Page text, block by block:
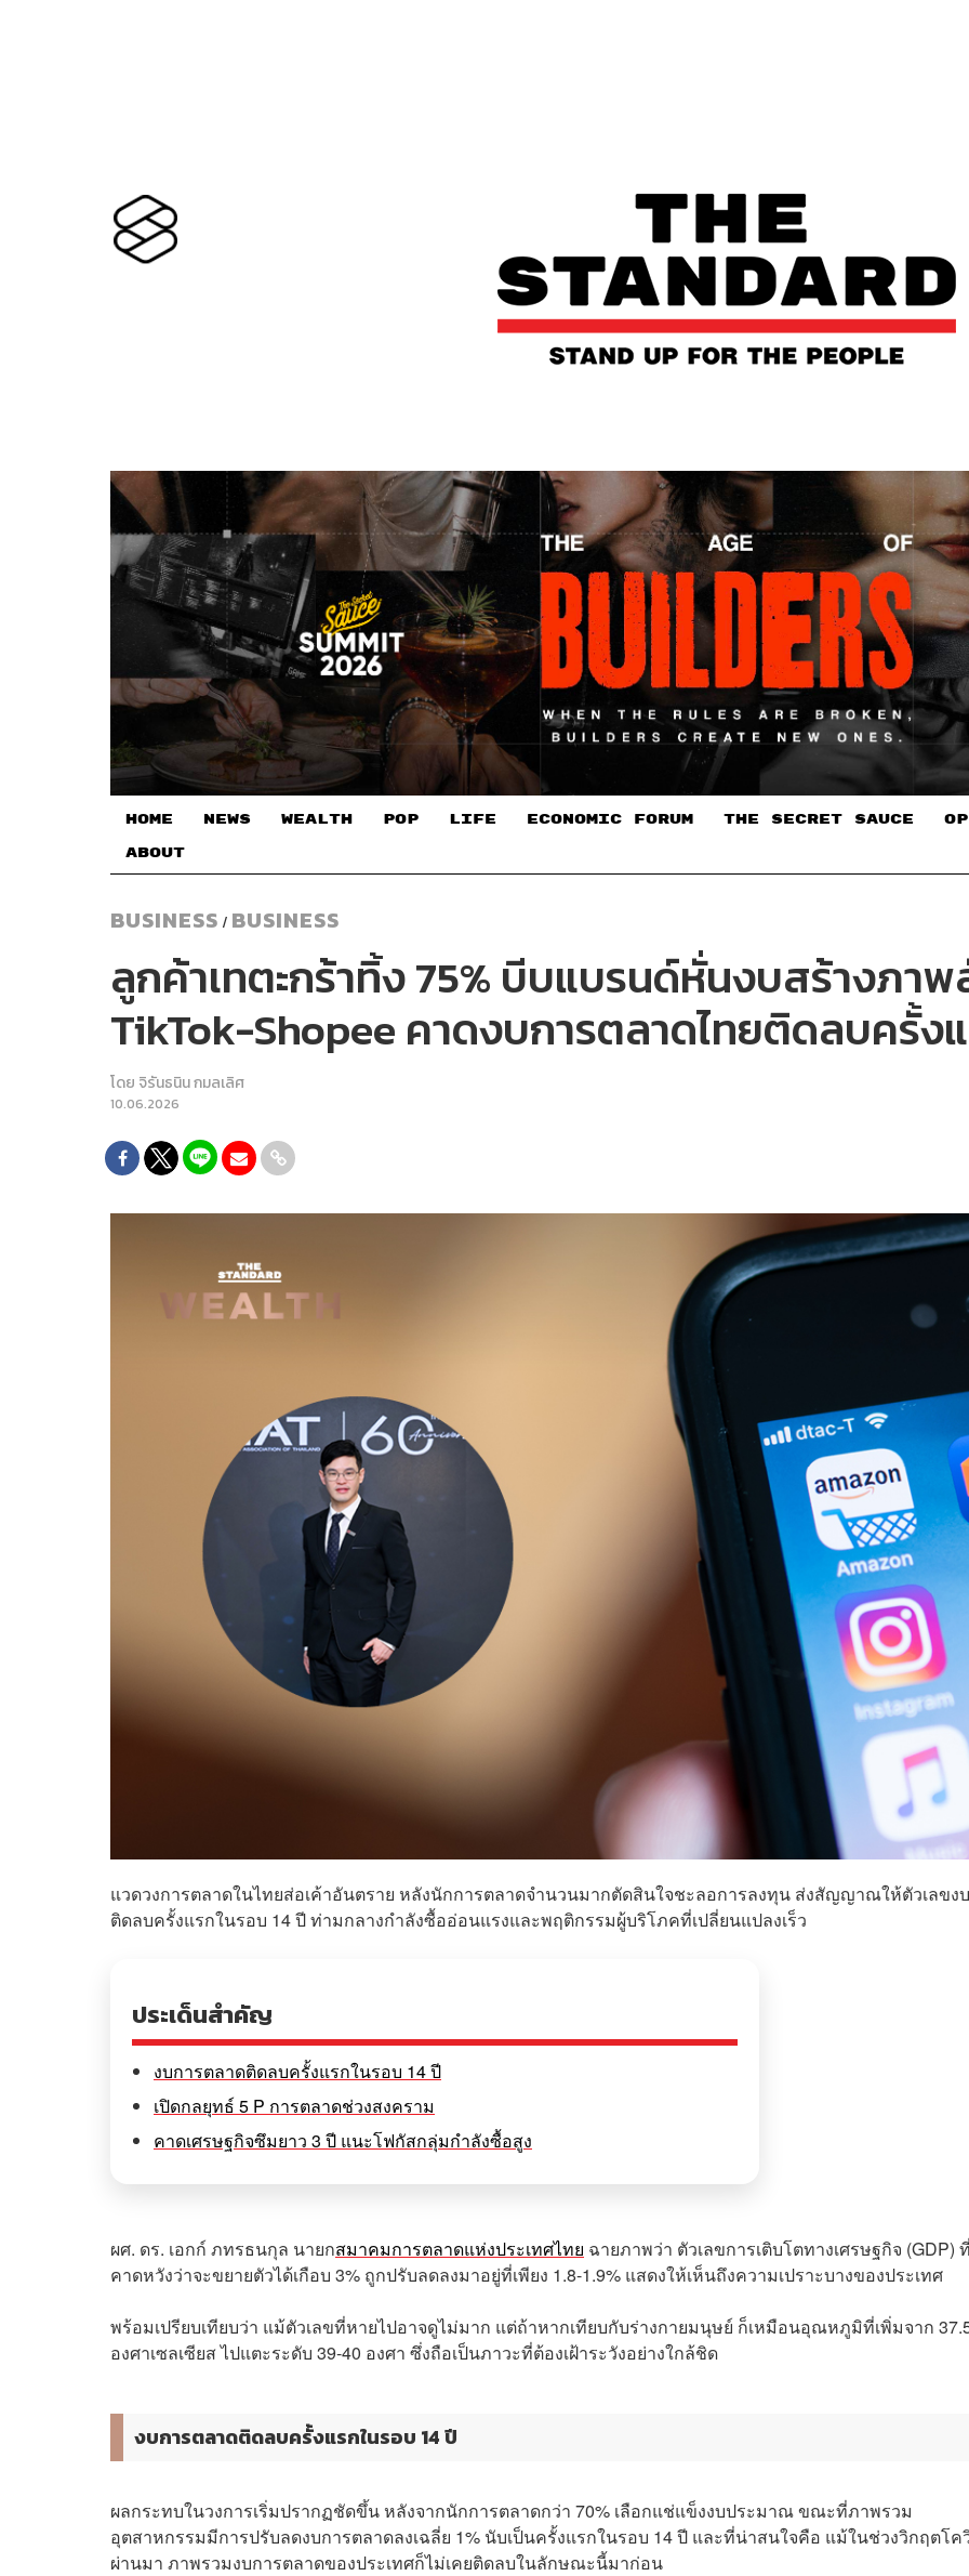
HOME NEWS WEALTH POP LIFE ECONOMIC FORUM THE SECRET SAUCE​
ABOUT
BUSINESS / BUSINESS
ลูกค้าเทตะกร้าทิ้ง 75% บีบแบรนด์หั่นงบสร้างภา
TikTok-Shopee คาดงบการตลาดไทยติดลบครั้ง
โดย จิรันธนิน กมลเลิศ
10.06.2026
แวดวงการตลาดในไทยส่อเค้าอันตราย หลังนักการตลาดจำนวนมากตัดสินใจชะลอการลงทุน ส่งสัญญาณให้ตัวเลขงบ
ติดลบครั้งแรกในรอบ 14 ปี ท่ามกลางกำลังซื้ออ่อนแรงและพฤติกรรมผู้บริโภคที่เปลี่ยนแปลงเร็ว
ประเด็นสำคัญ
งบการตลาดติดลบครั้งแรกในรอบ 14 ปี
เปิดกลยุทธ์ 5 P การตลาดช่วงสงคราม
คาดเศรษฐกิจซึมยาว 3 ปี แนะโฟกัสกลุ่มกำลังซื้อสูง
ผศ. ดร. เอกก์ ภทรธนกุล นายกสมาคมการตลาดแห่งประเทศไทย ฉายภาพว่า ตัวเลขการเติบโตทางเศรษฐกิจ (GDP)
คาดหวังว่าจะขยายตัวได้เกือบ 3% ถูกปรับลดลงมาอยู่ที่เพียง 1.8-1.9% แสดงให้เห็นถึงความเปราะบางของประเทศ
พร้อมเปรียบเทียบว่า แม้ตัวเลขที่หายไปอาจดูไม่มาก แต่ถ้าหากเทียบกับร่างกายมนุษย์ ก็เหมือนอุณหภูมิที่เพิ่มจาก
องศาเซลเซียส ไปแตะระดับ 39-40 องศา ซึ่งถือเป็นภาวะที่ต้องเฝ้าระวังอย่างใกล้ชิด
งบการตลาดติดลบครั้งแรกในรอบ 14 ปี
ผลกระทบในวงการเริ่มปรากฏชัดขึ้น หลังจากนักการตลาดกว่า 70% เลือกแช่แข็งงบประมาณ ขณะที่ภาพรวม
อุตสาหกรรมมีการปรับลดงบการตลาดลงเฉลี่ย 1% นับเป็นครั้งแรกในรอบ 14 ปี และที่น่าสนใจคือ แม้ในช่วงวิกฤตโค
ผ่านมา ภาพรวมงบการตลาดของประเทศก็ไม่เคยติดลบในลักษณะนี้มาก่อน